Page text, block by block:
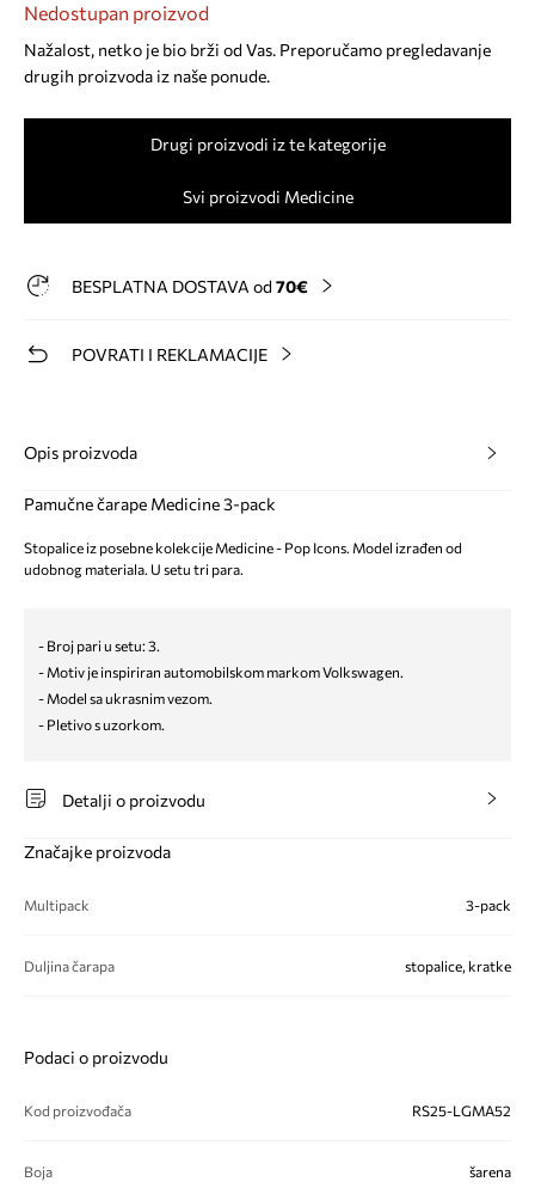
Nedostupan proizvod
Nažalost, netko je bio brži od Vas. Preporučamo pregledavanje
drugih proizvoda iz naše ponude.
Drugi proizvodi iz te kategorije
Svi proizvodi Medicine
BESPLATNA DOSTAVA od 70€
POVRATI I REKLAMACIJE
Opis proizvoda
Pamučne čarape Medicine 3-pack
Stopalice iz posebne kolekcije Medicine - Pop Icons. Model izrađen od
udobnog materiala. U setu tri para.
- Broj pari u setu: 3.
- Motiv je inspiriran automobilskom markom Volkswagen.
- Model sa ukrasnim vezom.
- Pletivo s uzorkom.
Detalji o proizvodu
Značajke proizvoda
Multipack 3-pack
Duljina čarapa stopalice, kratke
Podaci o proizvodu
Kod proizvođača RS25-LGMA52
Boja šarena